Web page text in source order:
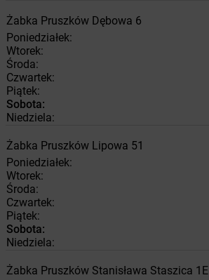
Żabka Pruszków Dębowa 6
Poniedziałek:
Wtorek:
Środa:
Czwartek:
Piątek:
Sobota:
Niedziela:
Żabka Pruszków Lipowa 51
Poniedziałek:
Wtorek:
Środa:
Czwartek:
Piątek:
Sobota:
Niedziela:
Żabka Pruszków Stanisława Staszica 1E